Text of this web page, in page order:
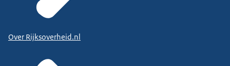
Over Rijksoverheid.nl